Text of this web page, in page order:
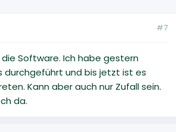
#7
Software. Ich habe gestern
durchgeführt und bis jetzt ist es
Kann aber auch nur Zufall sein.
da.